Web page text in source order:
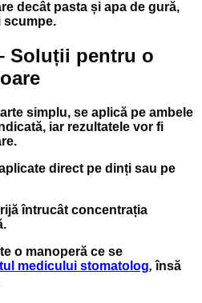
decât pasta și apa de gură,
scumpe.
Soluții pentru o
simplu, se aplică pe ambele
iar rezultatele vor fi
direct pe dinți sau pe
întrucât concentrația
o manoperă ce se
medicului stomatolog, însă